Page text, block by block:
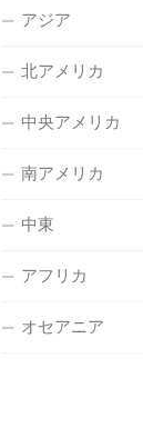
アジア
北アメリカ
中央アメリカ
南アメリカ
中東
アフリカ
オセアニア